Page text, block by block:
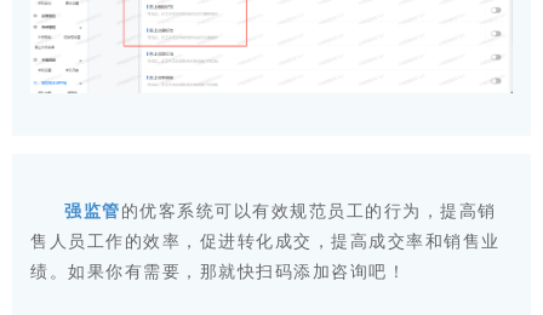
强监管 的优客系统可以有效规范员工的行为，提高销
售人员工作的效率，促进转化成交，提高成交率和销售业
绩。如果你有需要，那就快扫码添加咨询吧！